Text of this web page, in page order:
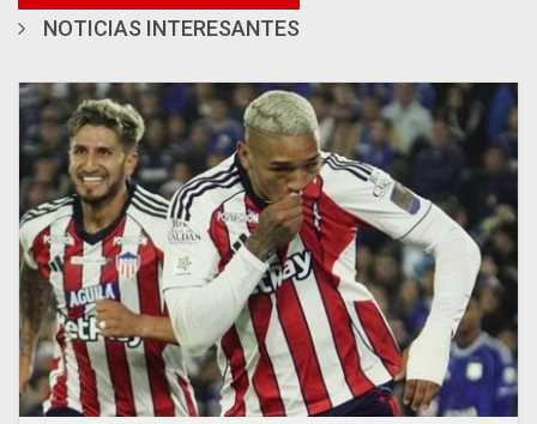
NOTICIAS INTERESANTES